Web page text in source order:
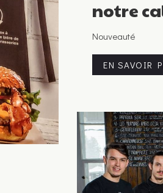
notre
Nouveauté
EN SAVOIR